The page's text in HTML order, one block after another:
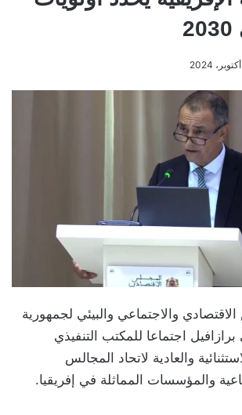
والاجتماعي والبيئي لجمهورية
برازافيل اجتماعا للمكتب التنفيذي
والعادية لاتحاد المجالس
والمؤسسات المماثلة في إفريقيا.